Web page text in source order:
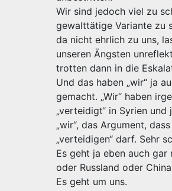
Wir sind jedoch viel zu
gewalttätige Variante zu
da nicht ehrlich zu uns,
unseren Ängsten
trotten dann in die
Und das haben „wir“ ja
gemacht. „Wir“ haben
„verteidigt“ in Syrien
„wir“, das Argument,
„verteidigen“ darf. Sehr
Es geht ja eben auch gar
oder Russland oder
Es geht um uns.